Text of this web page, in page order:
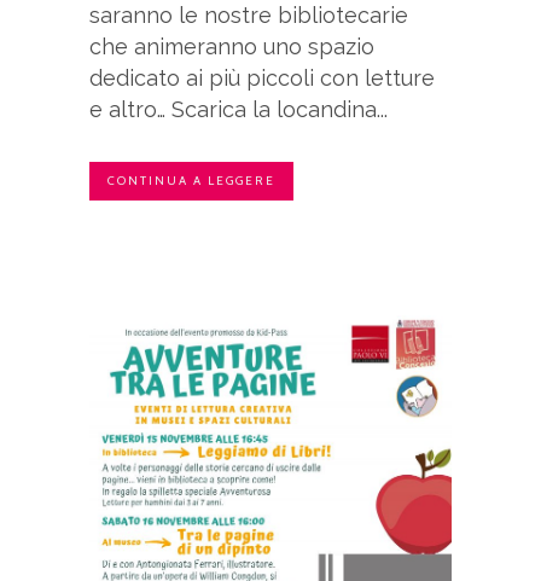
saranno le nostre bibliotecarie
che animeranno uno spazio
dedicato ai più piccoli con letture
e altro… Scarica la locandina...
CONTINUA A LEGGERE